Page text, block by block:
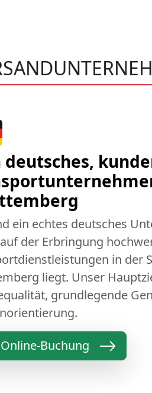
deutsches,
ein echtes deutsches
der Erbringung
in der
liegt. Unser
grundlegende
Online-Buchung